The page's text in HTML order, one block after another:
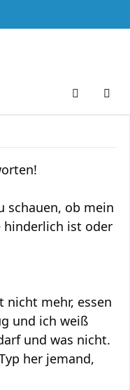
schauen, ob mein
hinderlich ist oder
nicht mehr, essen
und ich weiß
und was nicht.
her jemand,